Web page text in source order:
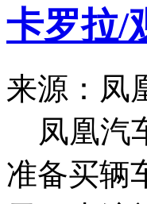
卡罗拉/
来源：凤
凤凰汽
准备买辆